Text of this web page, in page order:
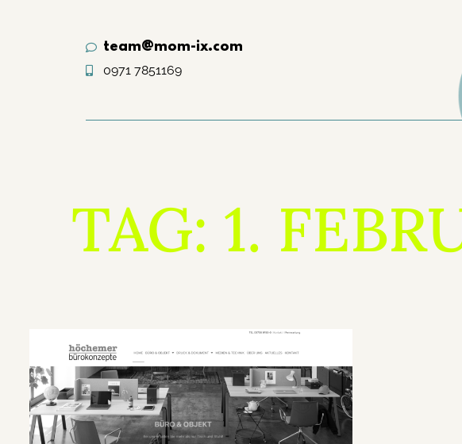
team@mom-ix.com
0971 7851169
TAG: 1.